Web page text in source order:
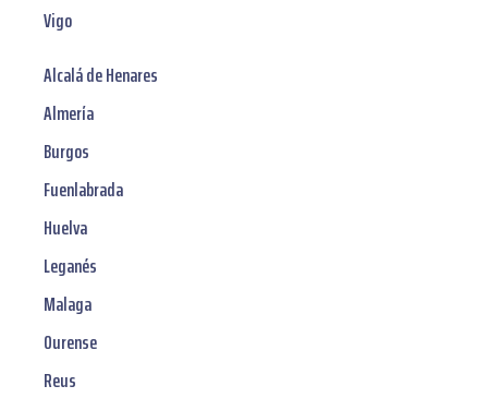
Vigo
Alcalá de Henares
Almería
Burgos
Fuenlabrada
Huelva
Leganés
Malaga
Ourense
Reus